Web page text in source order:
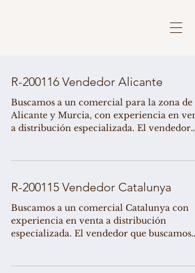
R-200116 Vendedor Alicante
Buscamos a un comercial para la zona de
Alicante y Murcia, con experiencia en
a distribución especializada. El vendedor
R-200115 Vendedor Catalunya
Buscamos a un comercial Catalunya con
experiencia en venta a distribución
especializada. El vendedor que buscamos